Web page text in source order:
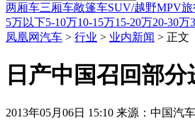
两厢车三厢车敞篷车SUV/越野MPV旅
5万以下5-10万10-15万15-20万20-30万
凤凰网汽车 > 行业 > 业内新闻 > 正文
日产中国召回部
2013年05月06日 15:10 来源：中国汽